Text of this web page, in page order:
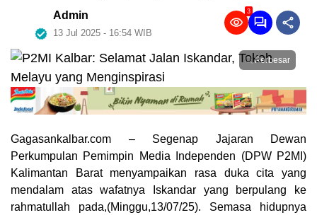
Admin
13 Jul 2025 - 16:54 WIB
3
Perbesar
Gagasankalbar.com – Segenap Jajaran Dewan
Perkumpulan Pemimpin Media Independen (DPW P2MI)
Kalimantan Barat menyampaikan rasa duka cita yang
mendalam atas wafatnya Iskandar yang berpulang ke
rahmatullah pada,(Minggu,13/07/25). Semasa hidupnya